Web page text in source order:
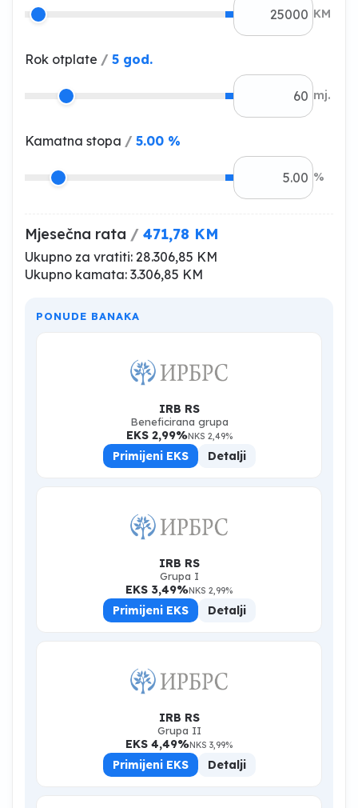
KM
Rok otplate / 5 god.
mj.
Kamatna stopa / 5.00 %
%
Mjesečna rata / 471,78 KM
Ukupno za vratiti: 28.306,85 KM
Ukupno kamata: 3.306,85 KM
PONUDE BANAKA
IRB RS
Beneficirana grupa
EKS 2,99%NKS 2,49%
Primijeni EKS Detalji
IRB RS
Grupa I
EKS 3,49%NKS 2,99%
Primijeni EKS Detalji
IRB RS
Grupa II
EKS 4,49%NKS 3,99%
Primijeni EKS Detalji